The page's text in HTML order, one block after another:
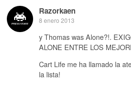
Razorkaen
8 enero 2013
y Thomas was Alone?!.
ALONE ENTRE LOS
Cart Life me ha llamado la
la lista!